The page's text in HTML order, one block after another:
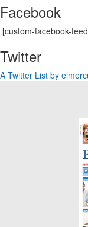
Facebook
[custom-facebook-
Twitter
A Twitter List by